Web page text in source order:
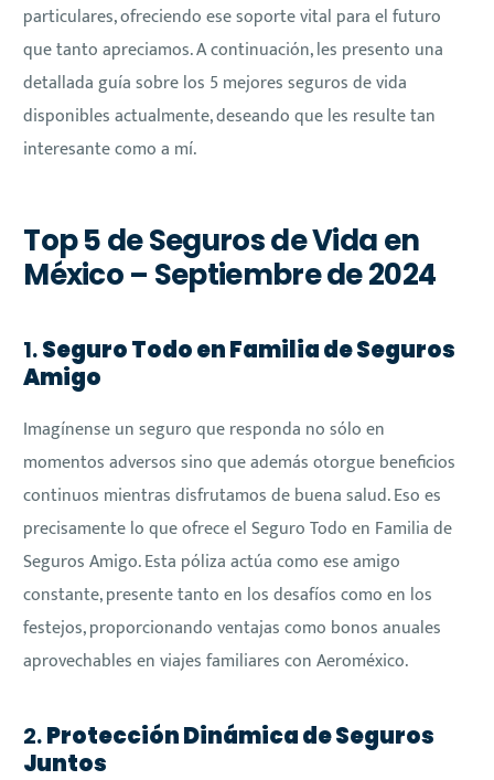
particulares, ofreciendo ese soporte vital para el futuro
que tanto apreciamos. A continuación, les presento una
detallada guía sobre los 5 mejores seguros de vida
disponibles actualmente, deseando que les resulte tan
interesante como a mí.
Top 5 de Seguros de Vida en
México – Septiembre de 2024
1.Seguro Todo en Familia de Seguros
Amigo
Imagínense un seguro que responda no sólo en
momentos adversos sino que además otorgue beneficios
continuos mientras disfrutamos de buena salud. Eso es
precisamente lo que ofrece el Seguro Todo en Familia de
Seguros Amigo. Esta póliza actúa como ese amigo
constante, presente tanto en los desafíos como en los
festejos, proporcionando ventajas como bonos anuales
aprovechables en viajes familiares con Aeroméxico.
2.Protección Dinámica de Seguros
Juntos